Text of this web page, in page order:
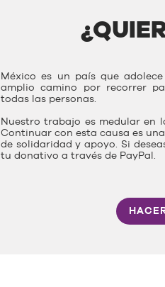
México es un país que
amplio camino por recorrer
todas las personas.
Nuestro trabajo es medular en
Continuar con esta causa es
de solidaridad y apoyo. Si
tu donativo a través de PayPal.